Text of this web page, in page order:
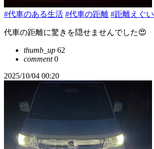
#代車のある生活 #代車の距離 #距離えぐい
代車の距離に驚きを隠せませんでした😍
thumb_up 62
comment0
2025/10/04 00:20